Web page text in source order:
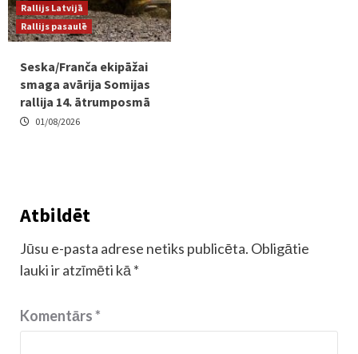
Rallijs Latvijā
Rallijs pasaulē
Seska/Franča ekipāžai
smaga avārija Somijas
rallija 14. ātrumposmā
01/08/2026
Atbildēt
Jūsu e-pasta adrese netiks publicēta. Obligātie
lauki ir atzīmēti kā *
Komentārs*